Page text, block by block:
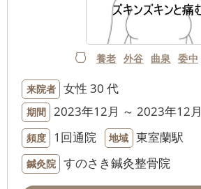
養老 外谷 曲泉 委中
来院者 女性 30 代
期間 2023年12月 ～ 2023年12月
頻度 1回通院 地域 東室蘭駅
鍼灸院 すのさき鍼灸整骨院